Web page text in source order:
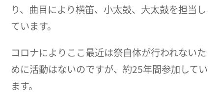
り、曲目により横笛、小太鼓、大太鼓を担当し
ています。
コロナによりここ最近は祭自体が行われないた
めに活動はないのですが、約25年間参加してい
ます。